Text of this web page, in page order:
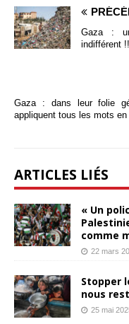
Gaza :
indifférent
Gaza : dans leur folie
appliquent tous les mots
ARTICLES LIÉS
« Un
comme
22 mars
Stopper
nous
25 mai